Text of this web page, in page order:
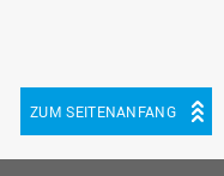
ZUM SEITENANFANG